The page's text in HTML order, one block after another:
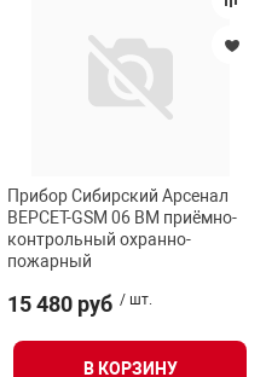
Прибор Сибирский Арсенал
ВЕРСЕТ-GSM 06 ВМ приёмно-
контрольный охранно-
пожарный
15 480 руб / шт.
В КОРЗИНУ